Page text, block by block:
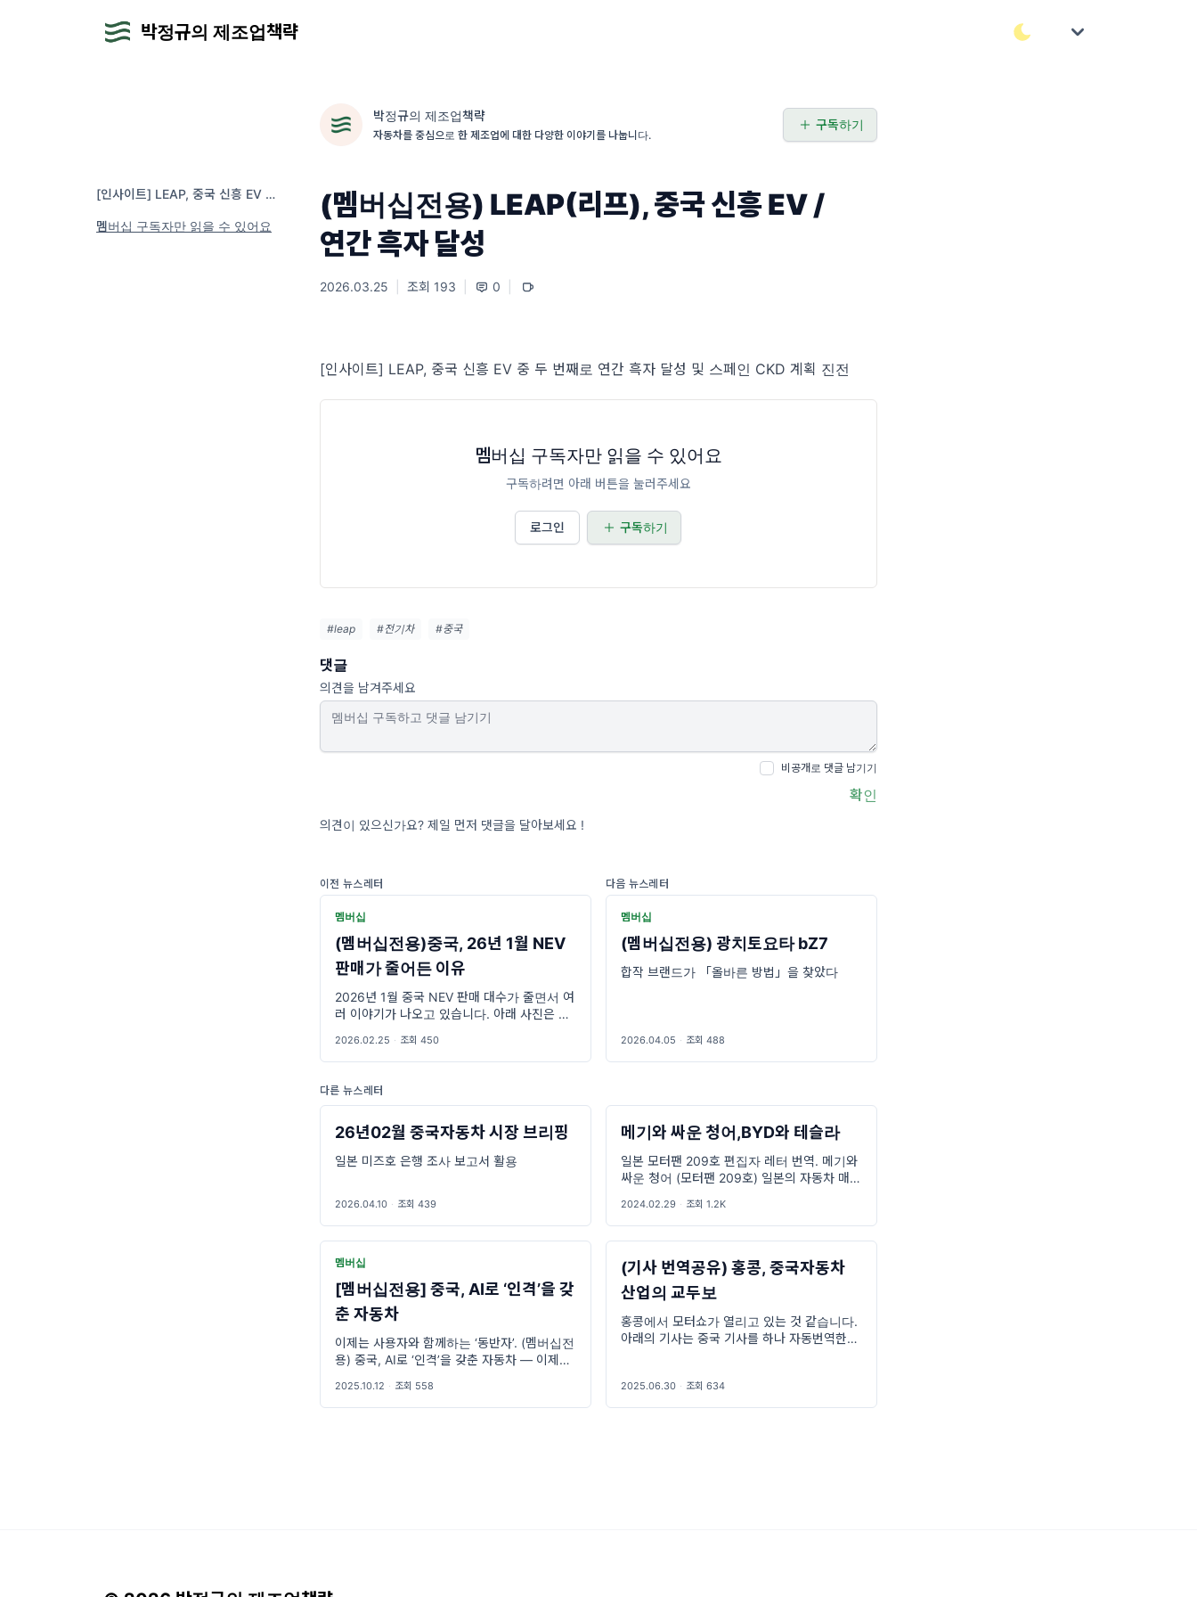
박정규의 제조업책략
[인사이트] LEAP, 중국 신흥 EV 중 두 번째로 연간 흑자 달성 및 스페인 CKD 계획 진전
멤버십 구독자만 읽을 수 있어요
박정규의 제조업책략
자동차를 중심으로 한 제조업에 대한 다양한 이야기를 나눕니다.
구독하기
(멤버십전용) LEAP(리프), 중국 신흥 EV /
연간 흑자 달성
2026.03.25 조회 193 0
[인사이트] LEAP, 중국 신흥 EV 중 두 번째로 연간 흑자 달성 및 스페인 CKD 계획 진전
멤버십 구독자만 읽을 수 있어요
구독하려면 아래 버튼을 눌러주세요
로그인 구독하기
#leap #전기차 #중국
댓글
의견을 남겨주세요
비공개로 댓글 남기기
확인
의견이 있으신가요? 제일 먼저 댓글을 달아보세요 !
이전 뉴스레터
멤버십
(멤버십전용)중국, 26년 1월 NEV
판매가 줄어든 이유
2026년 1월 중국 NEV 판매 대수가 줄면서 여
러 이야기가 나오고 있습니다. 아래 사진은 유
니다.
2026.02.25 · 조회 450
다음 뉴스레터
멤버십
(멤버십전용) 광치토요타 bZ7
합작 브랜드가 「올바른 방법」을 찾았다
2026.04.05 · 조회 488
다른 뉴스레터
26년02월 중국자동차 시장 브리핑
일본 미즈호 은행 조사 보고서 활용
2026.04.10 · 조회 439
메기와 싸운 청어,BYD와 테슬라
일본 모터팬 209호 편집자 레터 번역. 메기와
싸운 청어 (모터팬 209호) 일본의 자동차 매거
개합니다. 내가 2024년 1월 <월간조선>에 적
은 <한중일 자동차 삼국지>라
2024.02.29 · 조회 1.2K
멤버십
[멤버십전용] 중국, AI로 ‘인격’을 갖
춘 자동차
이제는 사용자와 함께하는 ‘동반자’. (멤버십전
용) 중국, AI로 ‘인격’을 갖춘 자동차 — 이제는
매체 **『盖世汽车（Gasgoo）』**는
2025년 10월 4일, 중국
2025.10.12 · 조회 558
(기사 번역공유) 홍콩, 중국자동차
산업의 교두보
홍콩에서 모터쇼가 열리고 있는 것 같습니다.
아래의 기사는 중국 기사를 하나 자동번역한
세
2025.06.30 · 조회 634